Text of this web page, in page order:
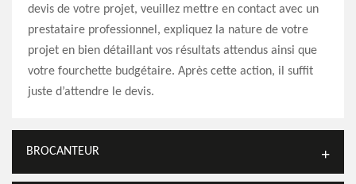
devis de votre projet, veuillez mettre en contact avec un
prestataire professionnel, expliquez la nature de votre
projet en bien détaillant vos résultats attendus ainsi que
votre fourchette budgétaire. Après cette action, il suffit
juste d’attendre le devis.
BROCANTEUR